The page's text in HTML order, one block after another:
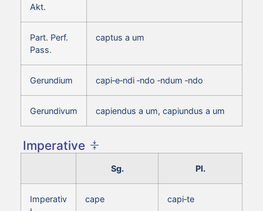
Akt.
Part. Perf.
Pass.
captus a um
Gerundium capi‑e‑ndi ‑ndo ‑ndum ‑ndo
Gerundivum capiendus a um, capiundus a um
Imperative
Sg. Pl.
Imperativ
cape capi‑te